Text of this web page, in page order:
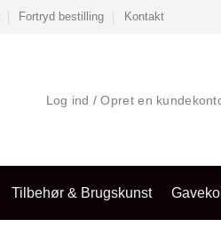
Fortryd bestilling Kontakt
Log ind / Opret en
Tilbehør & Brugskunst